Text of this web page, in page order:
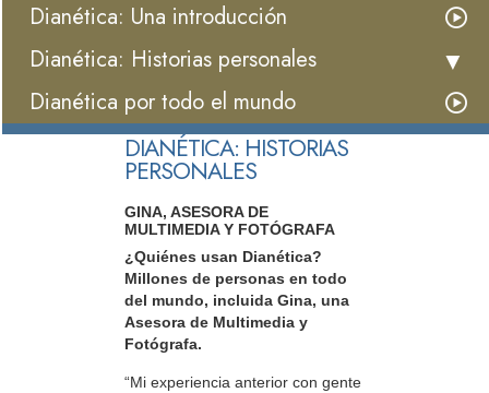
Dianética: Una introducción
Dianética: Historias personales
Dianética por todo el mundo
DIANÉTICA: HISTORIAS
PERSONALES
GINA, ASESORA DE
MULTIMEDIA Y FOTÓGRAFA
¿Quiénes usan Dianética?
Millones de personas en todo
del mundo, incluida Gina, una
Asesora de Multimedia y
Fotógrafa.
“Mi experiencia anterior con gente